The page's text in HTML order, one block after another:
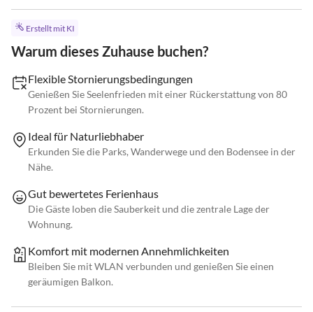
Erstellt mit KI
Warum dieses Zuhause buchen?
Flexible Stornierungsbedingungen
Genießen Sie Seelenfrieden mit einer Rückerstattung von 80
Prozent bei Stornierungen.
Ideal für Naturliebhaber
Erkunden Sie die Parks, Wanderwege und den Bodensee in der
Nähe.
Gut bewertetes Ferienhaus
Die Gäste loben die Sauberkeit und die zentrale Lage der
Wohnung.
Komfort mit modernen Annehmlichkeiten
Bleiben Sie mit WLAN verbunden und genießen Sie einen
geräumigen Balkon.